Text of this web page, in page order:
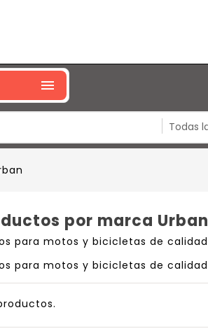

por marca Urban
para motos y bicicletas de calidad
para motos y bicicletas de calidad